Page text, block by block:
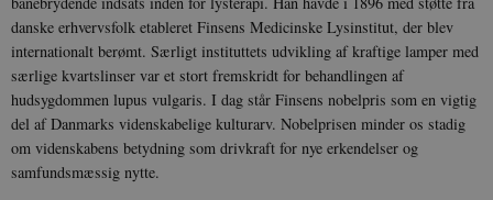
danske erhvervsfolk etableret Finsens Medicinske Lysinstitut, der blev
internationalt berømt. Særligt instituttets udvikling af kraftige lamper med
særlige kvartslinser var et stort fremskridt for behandlingen af
hudsygdommen lupus vulgaris. I dag står Finsens nobelpris som en vigtig
del af Danmarks videnskabelige kulturarv. Nobelprisen minder os stadig
om videnskabens betydning som drivkraft for nye erkendelser og
samfundsmæssig nytte.